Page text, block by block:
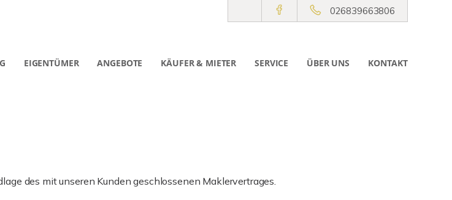
026839663806
EIGENTÜMER ANGEBOTE KÄUFER & MIETER SERVICE ÜBER UNS KONTAKT
des mit unseren Kunden geschlossenen Maklervertrages.